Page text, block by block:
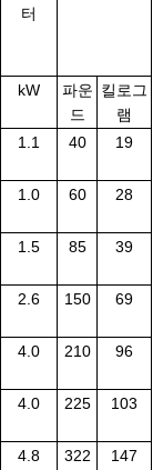
터
kW
파운
드
킬로그
램
1.1 40 19
1.0 60 28
1.5 85 39
2.6 150 69
4.0 210 96
4.0 225 103
4.8 322 147